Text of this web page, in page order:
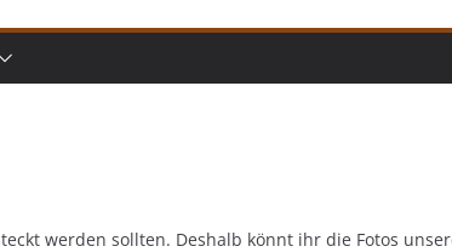
werden sollten. Deshalb könnt ihr die Fotos